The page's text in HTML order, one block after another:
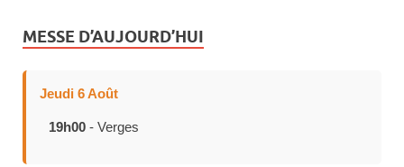
MESSE D’AUJOURD’HUI
Jeudi 6 Août
19h00 - Verges